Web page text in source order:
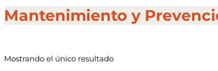
Mantenimiento y
Mostrando el único resultado